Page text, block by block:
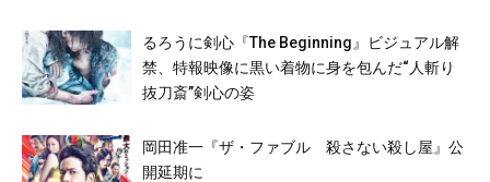
るろうに剣心『The Beginning』ビジュアル解
禁、特報映像に黒い着物に身を包んだ“人斬り
抜刀斎”剣心の姿
岡田准一『ザ・ファブル 殺さない殺し屋』公
開延期に